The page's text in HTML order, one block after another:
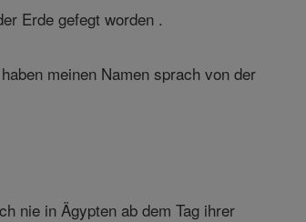
Erde gefegt worden .
meinen Namen sprach von der
nie in Ägypten ab dem Tag ihrer